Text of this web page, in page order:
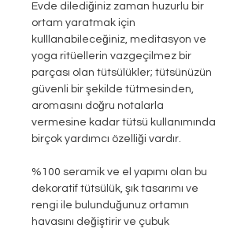
Evde dilediğiniz zaman huzurlu bir
ortam yaratmak için
kulllanabileceğiniz, meditasyon ve
yoga ritüellerin vazgeçilmez bir
parçası olan tütsülükler; tütsünüzün
güvenli bir şekilde tütmesinden,
aromasını doğru notalarla
vermesine kadar tütsü kullanımında
birçok yardımcı özelliği vardır.
%100 seramik ve el yapımı olan bu
dekoratif tütsülük, şık tasarımı ve
rengi ile bulunduğunuz ortamın
havasını değiştirir ve çubuk